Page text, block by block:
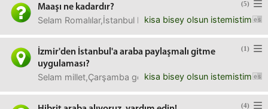
(5)
Maaşı ne kadardır?
kisa bisey olsun istemistim
Selam Romalılar,İstanbul Beşiktaş'ta özel bir klinikte
(1)
İzmir'den İstanbul'a araba paylaşmalı gitme
uygulaması?
kisa bisey olsun istemistim
Selam millet,Çarşamba gecesi mümkünse geç bir saatte
(4)